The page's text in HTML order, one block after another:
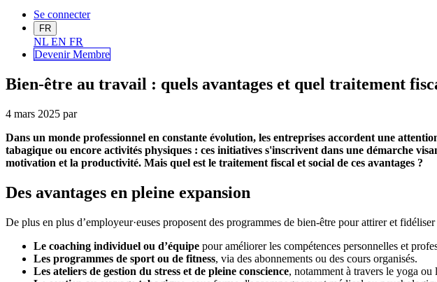
Se connecter
FR
NL EN FR
Devenir Membre
Bien-être au travail : quels avantages et quel traitement
4 mars 2025 par
Dans un monde professionnel en constante évolution, les entreprises accordent une
tabagique ou encore activités physiques : ces initiatives s'inscrivent dans une démarche
motivation et la productivité. Mais quel est le traitement fiscal et social de ces avantages ?
Des avantages en pleine expansion
De plus en plus d’employeur·euses proposent des programmes de bien-être pour attirer et
Le coaching individuel ou d’équipe pour améliorer les compétences personnelles et
Les programmes de sport ou de fitness, via des abonnements ou des cours organisés.
Les ateliers de gestion du stress et de pleine conscience, notamment à travers le yoga ou